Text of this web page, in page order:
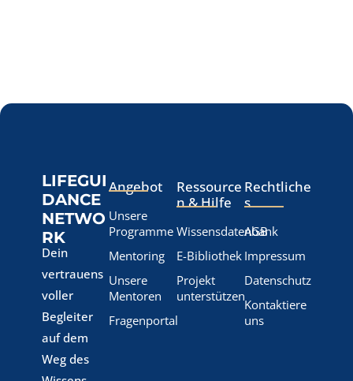
LIFEGUI
DANCE
NETWO
RK
Dein
vertrauens
voller
Begleiter
auf dem
Weg des
Angebot
Unsere
Programme
Mentoring
Unsere
Mentoren
Fragenportal
Ressource
n & Hilfe
Wissensdatenbank
E-Bibliothek
Projekt
unterstützen
Rechtliche
s
AGB
Impressum
Datenschutz
Kontaktiere
uns